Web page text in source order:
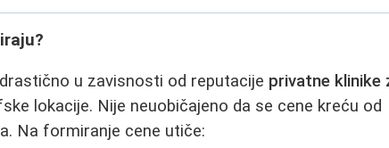
u zavisnosti od reputacije privatne klinike
lokacije. Nije neuobičajeno da se cene kreću od
Na formiranje cene utiče: